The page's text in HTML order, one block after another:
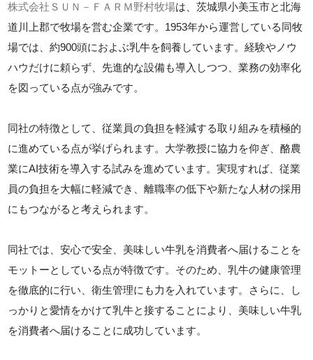
株式会社ＳＵＮ－ＦＡＲＭ野村牧場は、茨城県小美玉市と北海
道川上郡で牧場を営む企業です。1953年から運営している同牧
場では、約900頭におよぶ乳牛を飼養しています。経験やノウ
ハウだけに頼らず、先進的な設備も導入しつつ、業務の効率化
を図っている点が強みです。
同社の特徴として、従業員の負担を軽減する取り組みを積極的
に進めている点が挙げられます。大学教授に協力を仰ぎ、酪農
業にAI技術を導入する試みを進めています。実現すれば、従業
員の負担を大幅に軽減でき、離職率の低下や新たな人材の採用
にもつながると考えられます。
同社では、安心で安全、美味しい牛乳を消費者へ届けることを
モットーとしている点が特徴です。そのため、乳牛の健康管理
を徹底的に行い、衛生管理にも力を入れています。さらに、し
っかりと愛情をかけて乳牛と接することにより、美味しい牛乳
を消費者へ届けることに成功しています。